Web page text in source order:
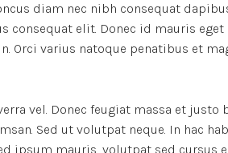
diam nec nibh consequat
elit. Donec id mauris eget
Orci varius natoque penatibus et
vel. Donec feugiat massa et justo
Sed ut volutpat neque. In hac
ipsum mauris, volutpat sed cursus